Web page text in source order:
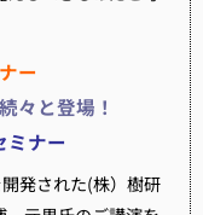
ー
々と登場！
ミナー
発された(株）樹研